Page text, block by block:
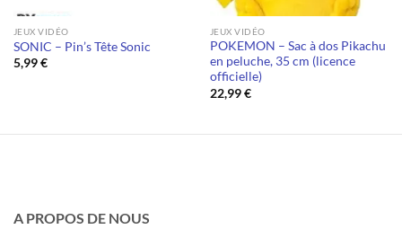
JEUX VIDÉO
SONIC – Pin’s Tête Sonic
5,99€
JEUX VIDÉO
POKEMON – Sac à dos Pikachu
en peluche, 35 cm (licence
officielle)
22,99€
A PROPOS DE NOUS